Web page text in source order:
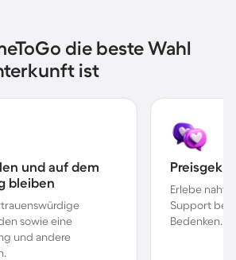
die beste Wahl
ist
und auf dem
bleiben
sowie eine
und andere
Erlebe
Support bei
Bedenken.